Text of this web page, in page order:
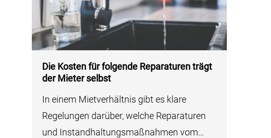
Die Kosten für folgende Reparaturen trägt
der Mieter selbst
In einem Mietverhältnis gibt es klare
Regelungen darüber, welche Reparaturen
und Instandhaltungsmaßnahmen vom